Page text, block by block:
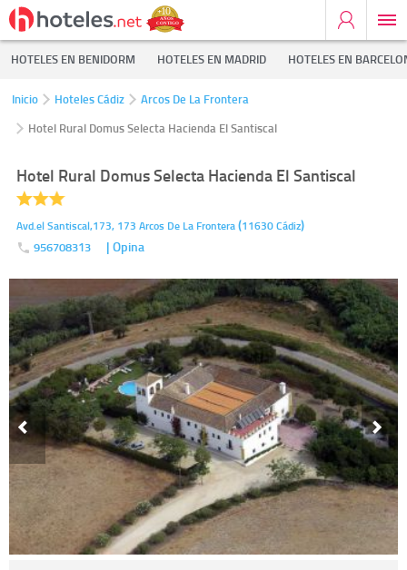
HOTELES EN BENIDORM HOTELES EN MADRID HOTELES EN
Inicio Hoteles Cádiz
Arcos De La Frontera
Hotel Rural Domus Selecta Hacienda El Santiscal
Hotel Rural Domus Selecta Hacienda El Santiscal
Avd.el Santiscal,173, 173 Arcos De La Frontera(11630Cádiz)
956708313 | Opina